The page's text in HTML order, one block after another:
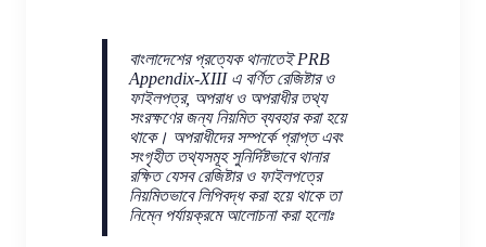
বাংলাদেশের প্রত্যেক থানাতেই PRB
Appendix-XIII এ বর্ণিত রেজিষ্টার ও
ফাইলপত্র, অপরাধ ও অপরাধীর তথ্য
সংরক্ষণের জন্য নিয়মিত ব্যবহার করা হয়ে
থাকে। অপরাধীদের সম্পর্কে প্রাপ্ত এবং
সংগৃহীত তথ্যসমূহ সুনির্দিষ্টভাবে থানার
রক্ষিত যেসব রেজিষ্টার ও ফাইলপত্রে
নিয়মিতভাবে লিপিবদ্ধ করা হয়ে থাকে তা
নিম্নে পর্যায়ক্রমে আলোচনা করা হলোঃ